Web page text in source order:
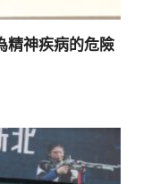
精神疾病的危險